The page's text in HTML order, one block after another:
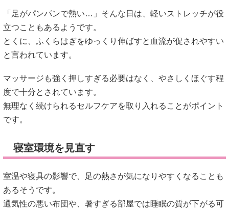
無理なく続けられるセルフケアを取り入れることがポイント
です。
寝室環境を見直す
室温や寝具の影響で、足の熱さが気になりやすくなることも
あるそうです。
通気性の悪い布団や、暑すぎる部屋では睡眠の質が下がる可
能性があると言われています。
「靴下を履いたほうがいい？」と迷う人もいますが、締めつ
けが強いものは血流を妨げる場合もあるようです。素材や通
気性を意識するとよいかもしれません。
食事・飲み物を改善する